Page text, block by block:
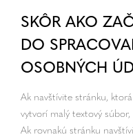
SKÔR AKO
DO
OSOBNÝCH
Ak navštívite stránku,
vytvorí malý textový
Ak rovnakú stránku